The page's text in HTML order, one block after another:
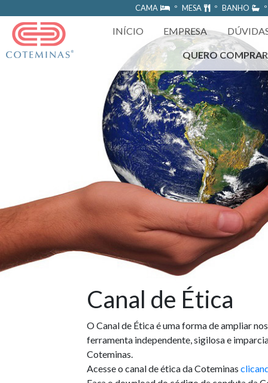
https://www.coteminas.com.br/desenv-web/htm11/
CAMA º MESA º BANHO
INÍCIO EMPRESA
QUERO COMPRAR
Canal de Ética
O Canal de Ética é uma forma de ampliar
ferramenta independente, sigilosa e
Coteminas.
Acesse o canal de ética da Coteminas